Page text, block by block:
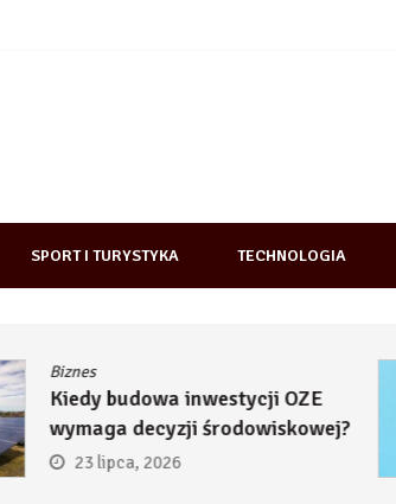
SPORT I TURYSTYKA TECHNOLOGIA
Biznes
Kiedy budowa inwestycji OZE
wymaga decyzji środowiskowej?
23 lipca, 2026